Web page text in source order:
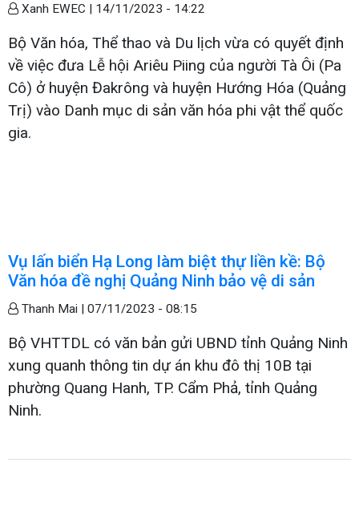
Xanh EWEC | 14/11/2023 - 14:22
Bộ Văn hóa, Thể thao và Du lịch vừa có quyết định
về việc đưa Lễ hội Ariêu Piing của người Tà Ôi (Pa
Cô) ở huyện Đakrông và huyện Hướng Hóa (Quảng
Trị) vào Danh mục di sản văn hóa phi vật thể quốc
gia.
Vụ lấn biển Hạ Long làm biệt thự liền kề: Bộ
Văn hóa đề nghị Quảng Ninh bảo vệ di sản
Thanh Mai | 07/11/2023 - 08:15
Bộ VHTTDL có văn bản gửi UBND tỉnh Quảng Ninh
xung quanh thông tin dự án khu đô thị 10B tại
phường Quang Hanh, TP. Cẩm Phả, tỉnh Quảng
Ninh.